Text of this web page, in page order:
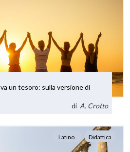
un tesoro: sulla versione di
di A. Crotto
Latino Didattica